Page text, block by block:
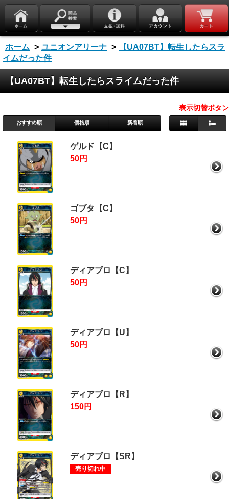
ホーム > ユニオンアリーナ >
【UA07BT】転生したらスラ
イムだった件
【UA07BT】転生したらスライムだった件
表示切替ボタン
おすすめ順 価格順 新着順
ゲルド【C】
50円
ゴブタ【C】
50円
ディアブロ【C】
50円
ディアブロ【U】
50円
ディアブロ【R】
150円
ディアブロ【SR】
売り切れ中